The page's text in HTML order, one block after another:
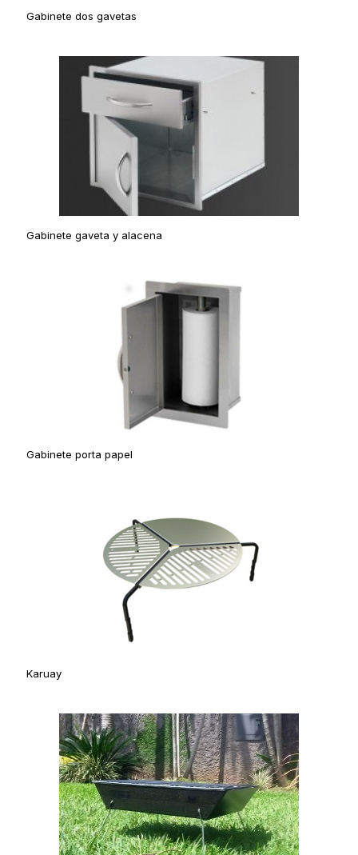
Gabinete dos gavetas
Gabinete gaveta y alacena
Gabinete porta papel
Karuay